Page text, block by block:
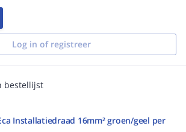
Log in of registreer
bestellijst
Installatiedraad 16mm² groen/geel per